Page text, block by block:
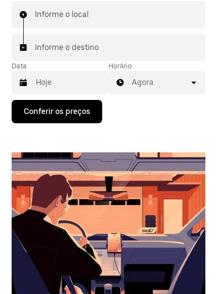
Informe o local
Informe o destino
Data
Pressione
seta
interagir
o
calendário
selecionar
uma
data.
Pressione
a
tecla
“ESC”
o
calendário.
Horário
Agora
Conferir os preços